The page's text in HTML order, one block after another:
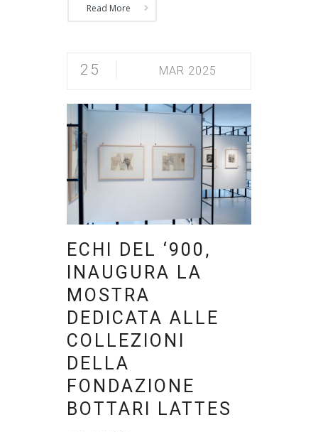
Read More
25 MAR 2025
ECHI DEL ‘900,
INAUGURA LA
MOSTRA
DEDICATA ALLE
COLLEZIONI
DELLA
FONDAZIONE
BOTTARI LATTES